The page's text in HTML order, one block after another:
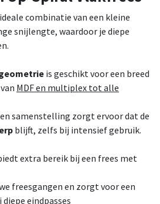
combinatie van een kleine
snijlengte, waardoor je diepe
is geschikt voor een breed
MDF en multiplex tot alle
samenstelling zorgt ervoor dat de
blijft, zelfs bij intensief gebruik.
extra bereik bij een frees met
freesgangen en zorgt voor een
eindpasses